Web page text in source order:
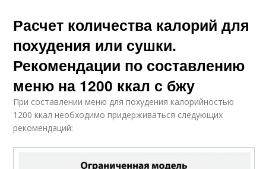
Расчет количества калорий для
похудения или сушки.
Рекомендации по составлению
меню на 1200 ккал с бжу
При составлении меню для похудения калорийностью
1200 ккал необходимо придерживаться следующих
рекомендаций: